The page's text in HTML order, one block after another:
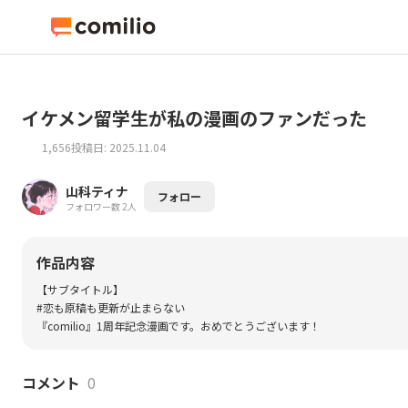
イケメン留学生が私の漫画のファンだった
1,656投稿日: 2025.11.04
山科ティナ
フォロワー数 2人
フォロー
作品内容
【サブタイトル】
#恋も原稿も更新が止まらない
『comilio』1周年記念漫画です。おめでとうございます！
https://comilio.app/anniversary/1st
コメント 0